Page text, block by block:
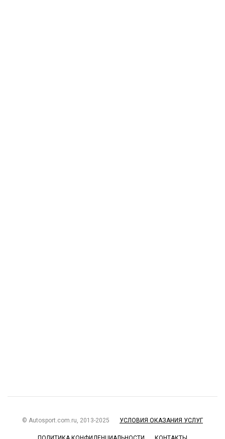
© Autosport.com.ru, 2013-2025 УСЛОВИЯ ОКАЗАНИЯ УСЛУГ